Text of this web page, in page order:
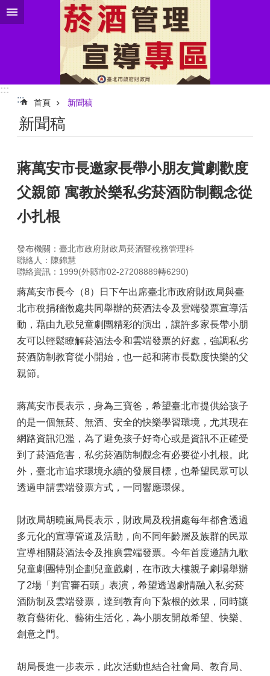
跳到主要內容區塊
:::
:::
首頁 新聞稿
新聞稿
蔣萬安市長邀家長帶小朋友賞劇歡度
父親節 寓教於樂私劣菸酒防制觀念從
小扎根
發布機關：臺北市政府財政局菸酒暨稅務管理科
聯絡人：陳錦慧
聯絡資訊：1999(外縣市02-27208889轉6290)
蔣萬安市長今（8）日下午出席臺北市政府財政局與臺
北市稅捐稽徵處共同舉辦的菸酒法令及雲端發票宣導活
動，藉由九歌兒童劇團精彩的演出，讓許多家長帶小朋
友可以輕鬆瞭解菸酒法令和雲端發票的好處，強調私劣
菸酒防制教育從小開始，也一起和蔣市長歡度快樂的父
親節。
蔣萬安市長表示，身為三寶爸，希望臺北市提供給孩子
的是一個無菸、無酒、安全的快樂學習環境，尤其現在
網路資訊氾濫，為了避免孩子好奇心或是資訊不正確受
到了菸酒危害，私劣菸酒防制觀念有必要從小扎根。此
外，臺北市追求環境永續的發展目標，也希望民眾可以
透過申請雲端發票方式，一同響應環保。
財政局胡曉嵐局長表示，財政局及稅捐處每年都會透過
多元化的宣導管道及活動，向不同年齡層及族群的民眾
宣導相關菸酒法令及推廣雲端發票。今年首度邀請九歌
兒童劇團特別企劃兒童戲劇，在市政大樓親子劇場舉辦
了2場「判官審石頭」表演，希望透過劇情融入私劣菸
酒防制及雲端發票，達到教育向下紮根的效果，同時讓
教育藝術化、藝術生活化，為小朋友開啟希望、快樂、
創意之門。
胡局長進一步表示，此次活動也結合社會局、教育局、